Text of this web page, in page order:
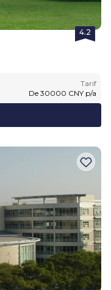
4.2
Tarif
De 30000 CNY p/a